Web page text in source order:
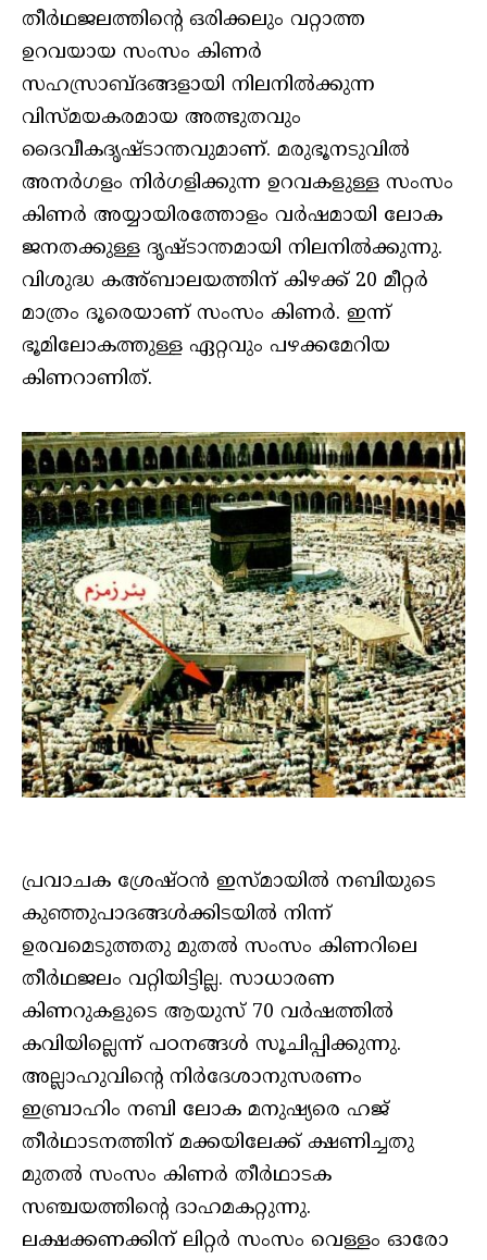
തീര്‍ഥജലത്തിന്റെ ഒരിക്കലും വറ്റാത്ത
ഉറവയായ സംസം കിണര്‍
സഹസ്രാബ്ദങ്ങളായി നിലനില്‍ക്കുന്ന
വിസ്മയകരമായ അത്ഭുതവും
ദൈവീകദൃഷ്ടാന്തവുമാണ്. മരുഭൂനടുവില്‍
അനര്‍ഗളം നിര്‍ഗളിക്കുന്ന ഉറവകളുള്ള സംസം
കിണര്‍ അയ്യായിരത്തോളം വര്‍ഷമായി ലോക
ജനതക്കുള്ള ദൃഷ്ടാന്തമായി നിലനില്‍ക്കുന്നു.
വിശുദ്ധ കഅ്ബാലയത്തിന് കിഴക്ക് 20 മീറ്റര്‍
മാത്രം ദൂരെയാണ് സംസം കിണര്‍. ഇന്ന്
ഭൂമിലോകത്തുള്ള ഏറ്റവും പഴക്കമേറിയ
കിണറാണിത്.
പ്രവാചക ശ്രേഷ്ഠന്‍ ഇസ്മായില്‍ നബിയുടെ
കുഞ്ഞുപാദങ്ങള്‍ക്കിടയില്‍ നിന്ന്
ഉരവമെടുത്തതു മുതല്‍ സംസം കിണറിലെ
തീര്‍ഥജലം വറ്റിയിട്ടില്ല. സാധാരണ
കിണറുകളുടെ ആയുസ് 70 വര്‍ഷത്തില്‍
കവിയില്ലെന്ന് പഠനങ്ങള്‍ സൂചിപ്പിക്കുന്നു.
അല്ലാഹുവിന്റെ നിര്‍ദേശാനുസരണം
ഇബ്രാഹിം നബി ലോക മനുഷ്യരെ ഹജ്
തീര്‍ഥാടനത്തിന് മക്കയിലേക്ക് ക്ഷണിച്ചതു
മുതല്‍ സംസം കിണര്‍ തീര്‍ഥാടക
സഞ്ചയത്തിന്റെ ദാഹമകറ്റുന്നു.
ലക്ഷക്കണക്കിന് ലിറ്റര്‍ സംസം വെള്ളം ഓരോ